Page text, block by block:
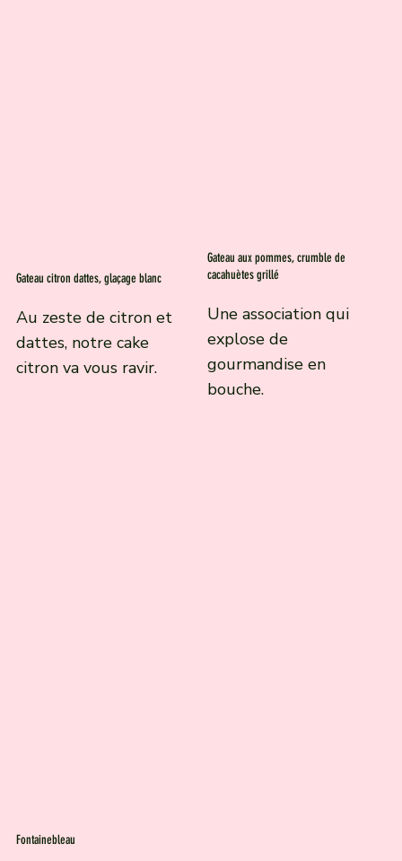
Gateau citron dattes, glaçage blanc
Au zeste de citron et
dattes, notre cake
citron va vous ravir.
Gateau aux pommes, crumble de
cacahuètes grillé
Une association qui
explose de
gourmandise en
bouche.
Fontainebleau